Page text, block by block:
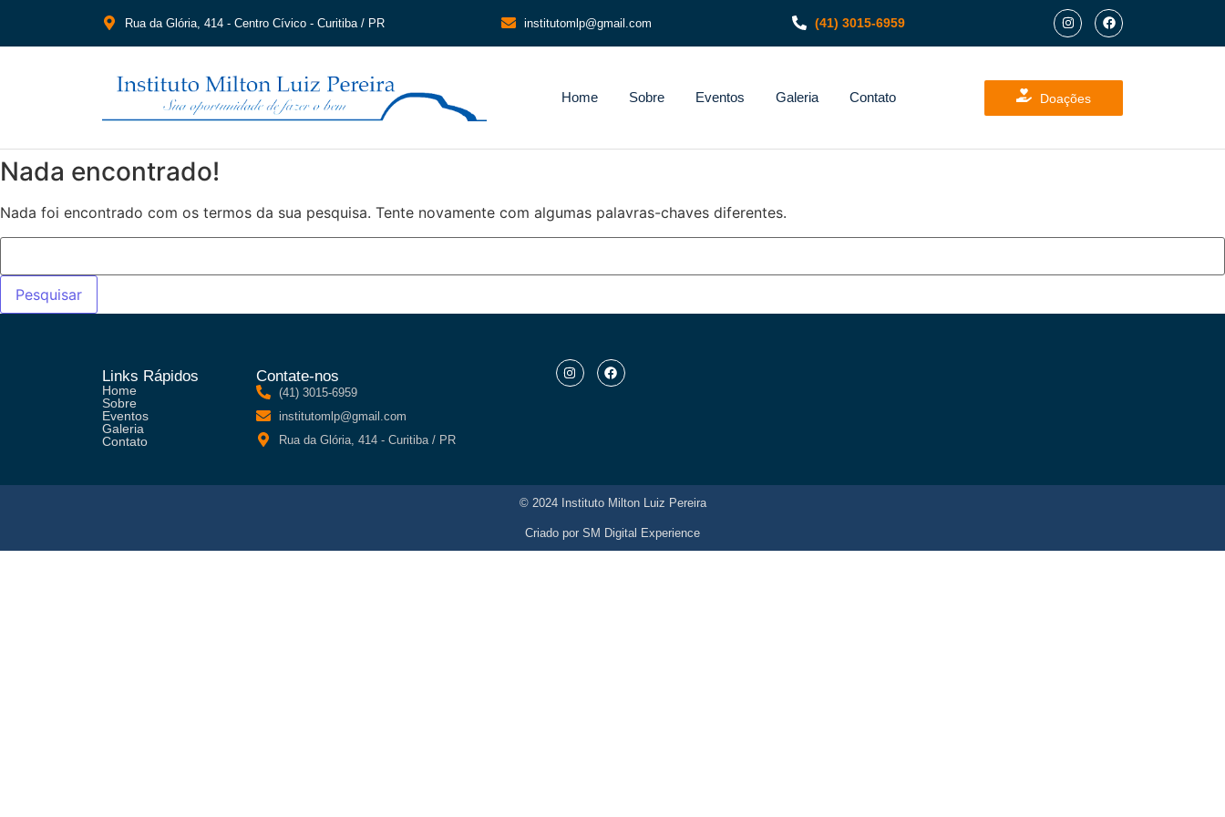
Rua da Glória, 414 - Centro Cívico - Curitiba / PR institutomlp@gmail.com (41) 3015-6959
Home Sobre Eventos Galeria Contato Doações
Nada encontrado!
Nada foi encontrado com os termos da sua pesquisa. Tente novamente com algumas palavras-chaves diferentes.
Links Rápidos
Home
Sobre
Eventos
Galeria
Contato
Contate-nos
(41) 3015-6959
institutomlp@gmail.com
Rua da Glória, 414 - Curitiba / PR
© 2024 Instituto Milton Luiz Pereira
Criado por SM Digital Experience